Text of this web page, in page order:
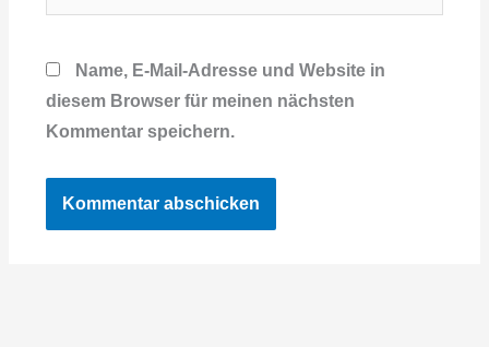
Name, E-Mail-Adresse und Website in
diesem Browser für meinen nächsten
Kommentar speichern.